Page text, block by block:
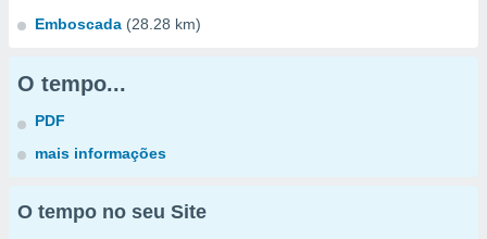
Emboscada (28.28 km)
O tempo...
PDF
mais informações
O tempo no seu Site